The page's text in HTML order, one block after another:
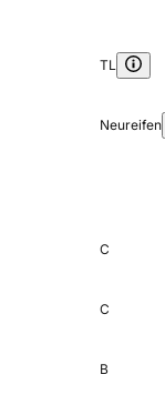
TL
Neureifen
C
C
B